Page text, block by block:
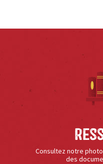
Consultez notre
des